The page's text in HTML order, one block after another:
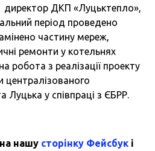
директор ДКП «Луцьктепло»,
період проведено
частину мереж,
ремонти у котельнях
робота з реалізації проекту
централізованого
Луцька у співпраці з ЄБРР.
нашу сторінку Фейсбук і